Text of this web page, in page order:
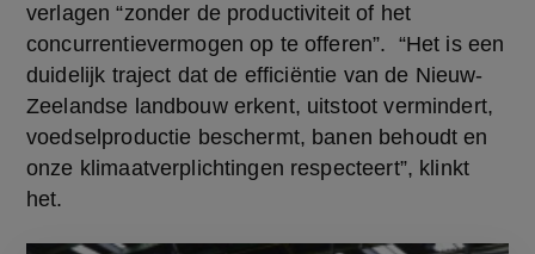
verlagen “zonder de productiviteit of het
concurrentievermogen op te offeren”.  “Het is een
duidelijk traject dat de efficiëntie van de Nieuw-
Zeelandse landbouw erkent, uitstoot vermindert,
voedselproductie beschermt, banen behoudt en
onze klimaatverplichtingen respecteert”, klinkt
het.